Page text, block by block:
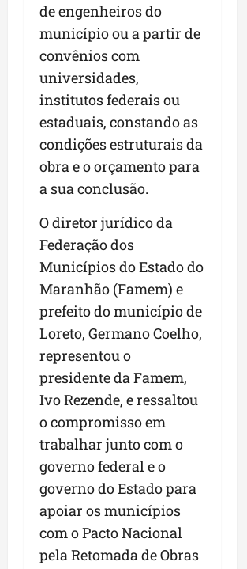
de engenheiros do
município ou a partir de
convênios com
universidades,
institutos federais ou
estaduais, constando as
condições estruturais da
obra e o orçamento para
a sua conclusão.
O diretor jurídico da
Federação dos
Municípios do Estado do
Maranhão (Famem) e
prefeito do município de
Loreto, Germano Coelho,
representou o
presidente da Famem,
Ivo Rezende, e ressaltou
o compromisso em
trabalhar junto com o
governo federal e o
governo do Estado para
apoiar os municípios
com o Pacto Nacional
pela Retomada de Obras